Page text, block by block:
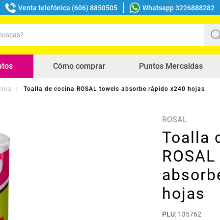
Venta telefónica (606) 8850505 Whatsapp 3226888282
Cómo comprar Puntos Mercaldas
Toalla de cocina ROSAL towels absorbe rápido x240 hojas
ROSAL
Toalla
hojas
PLU: 135762
buscados